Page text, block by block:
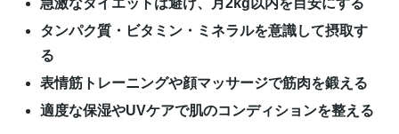
タンパク質・ビタミン・ミネラルを意識して摂取す
る
表情筋トレーニングや顔マッサージで筋肉を鍛える
適度な保湿やUVケアで肌のコンディションを整える